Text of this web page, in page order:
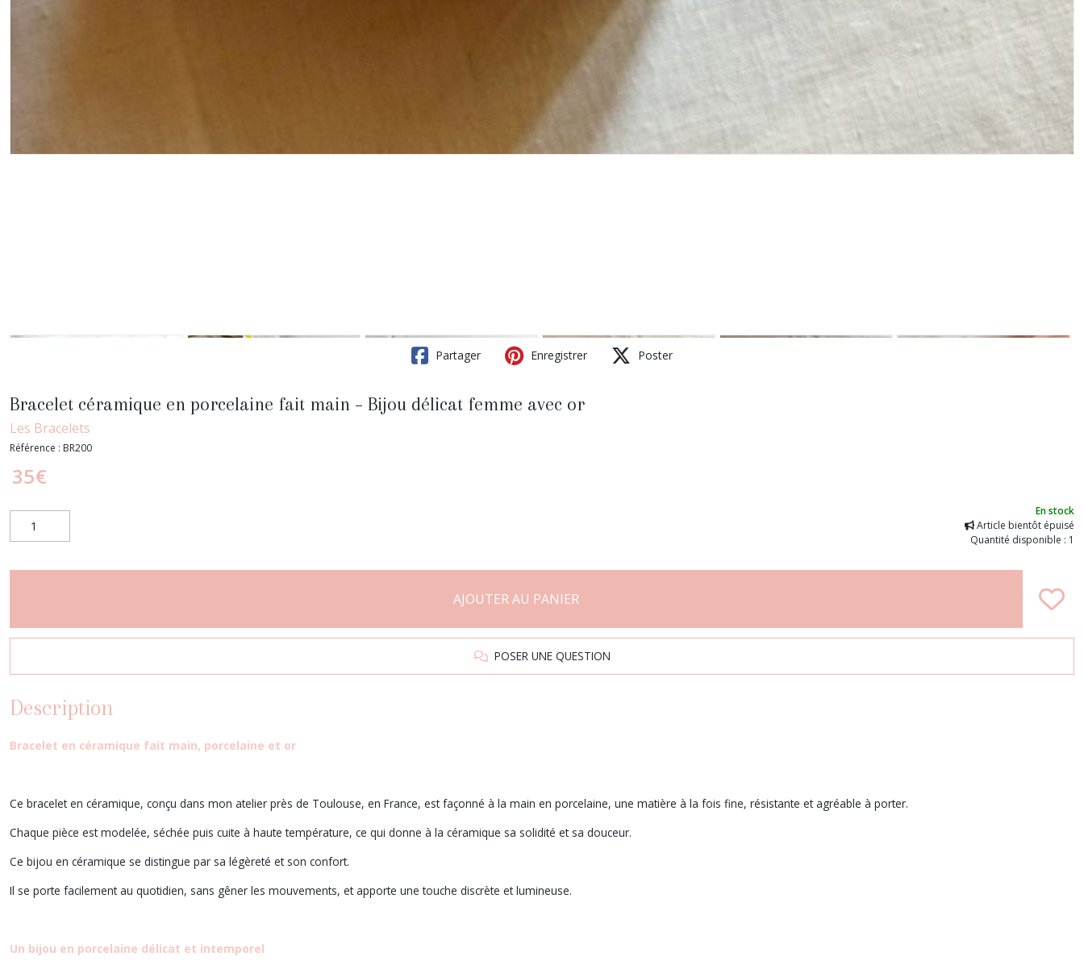
Partager Enregistrer Poster
Bracelet céramique en porcelaine fait main – Bijou délicat femme avec or
Les Bracelets
Référence : BR200
35€
En stock
Article bientôt épuisé
Quantité disponible : 1
AJOUTER AU PANIER
POSER UNE QUESTION
Description
Bracelet en céramique fait main, porcelaine et or
Ce bracelet en céramique, conçu dans mon atelier près de Toulouse, en France, est façonné à la main en porcelaine, une matière à la fois fine, résistante et agréable à porter.
Chaque pièce est modelée, séchée puis cuite à haute température, ce qui donne à la céramique sa solidité et sa douceur.
Ce bijou en céramique se distingue par sa légèreté et son confort.
Il se porte facilement au quotidien, sans gêner les mouvements, et apporte une touche discrète et lumineuse.
Un bijou en porcelaine délicat et intemporel